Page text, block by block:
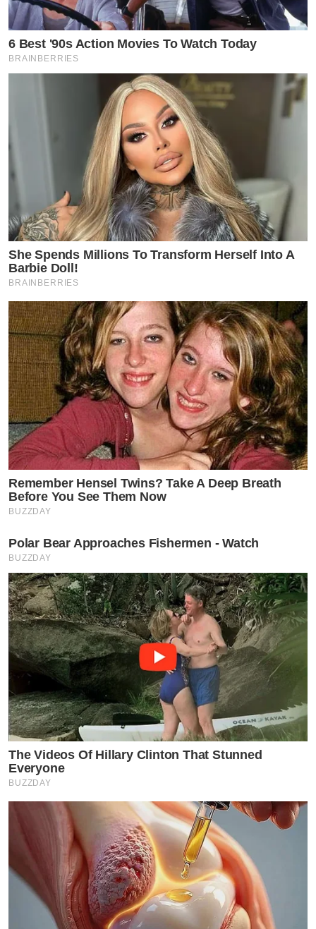
6 Best '90s Action Movies To Watch Today
BRAINBERRIES
She Spends Millions To Transform Herself Into A
Barbie Doll!
BRAINBERRIES
Remember Hensel Twins? Take A Deep Breath
Before You See Them Now
BUZZDAY
Polar Bear Approaches Fishermen - Watch
BUZZDAY
The Videos Of Hillary Clinton That Stunned
Everyone
BUZZDAY